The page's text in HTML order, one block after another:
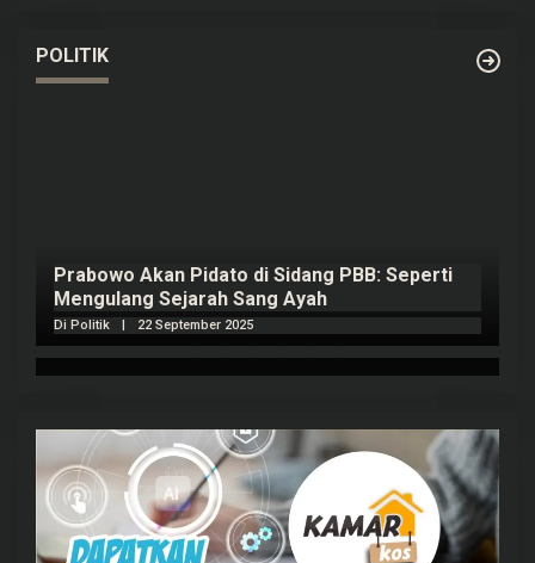
POLITIK
Prabowo Akan Pidato di Sidang PBB: Seperti
Mengulang Sejarah Sang Ayah
Di Politik | 22 September 2025